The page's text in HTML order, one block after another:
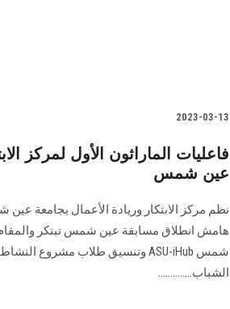
2023-03-13
فاعليات الماراثون الأول لمركز
عين شمس
نظم مركز الابتكار وريادة الأعمال بجامعة
هامش انطلاق مسابقة عين شمس تبتكر والمقام
الشباب..............